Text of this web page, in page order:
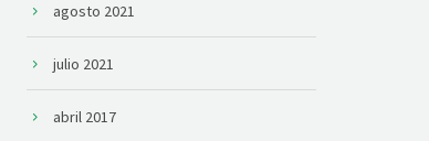
agosto 2021
julio 2021
abril 2017